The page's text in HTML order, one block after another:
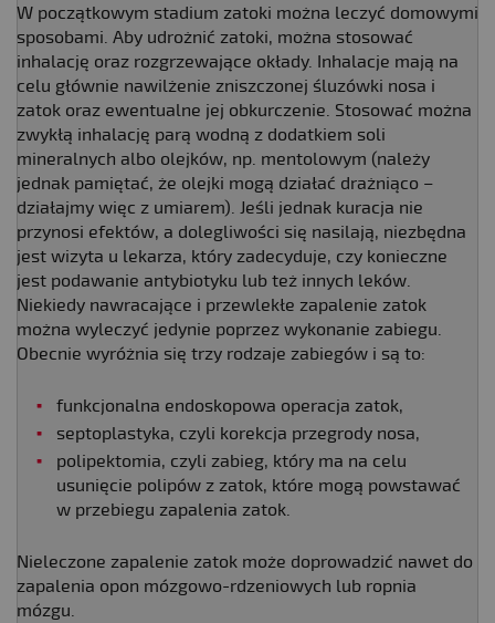
W początkowym stadium zatoki można leczyć domowymi
sposobami. Aby udrożnić zatoki, można stosować
inhalację oraz rozgrzewające okłady. Inhalacje mają na
celu głównie nawilżenie zniszczonej śluzówki nosa i
zatok oraz ewentualne jej obkurczenie. Stosować można
zwykłą inhalację parą wodną z dodatkiem soli
mineralnych albo olejków, np. mentolowym (należy
jednak pamiętać, że olejki mogą działać drażniąco –
działajmy więc z umiarem). Jeśli jednak kuracja nie
przynosi efektów, a dolegliwości się nasilają, niezbędna
jest wizyta u lekarza, który zadecyduje, czy konieczne
jest podawanie antybiotyku lub też innych leków.
Niekiedy nawracające i przewlekłe zapalenie zatok
można wyleczyć jedynie poprzez wykonanie zabiegu.
Obecnie wyróżnia się trzy rodzaje zabiegów i są to:
funkcjonalna endoskopowa operacja zatok,
septoplastyka, czyli korekcja przegrody nosa,
polipektomia, czyli zabieg, który ma na celu
usunięcie polipów z zatok, które mogą powstawać
w przebiegu zapalenia zatok.
Nieleczone zapalenie zatok może doprowadzić nawet do
zapalenia opon mózgowo-rdzeniowych lub ropnia
mózgu.